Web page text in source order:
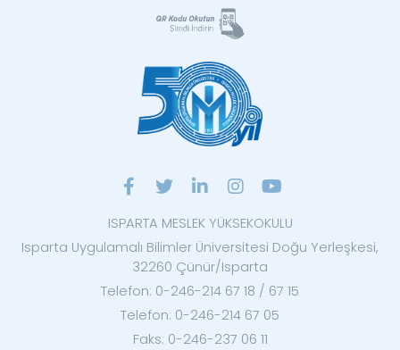
ISPARTA MESLEK YÜKSEKOKULU
Isparta Uygulamalı Bilimler Üniversitesi Doğu Yerleşkesi,
32260 Çünür/Isparta
Telefon: 0-246-214 67 18 / 67 15
Telefon: 0-246-214 67 05
Faks: 0-246-237 06 11